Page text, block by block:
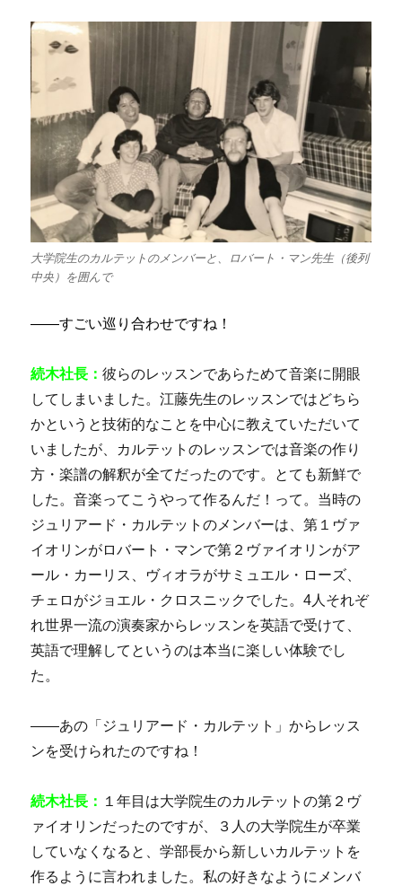
大学院生のカルテットのメンバーと、ロバート・マン先生（後列
中央）を囲んで
――すごい巡り合わせですね！
続木社長：彼らのレッスンであらためて音楽に開眼
してしまいました。江藤先生のレッスンではどちら
かというと技術的なことを中心に教えていただいて
いましたが、カルテットのレッスンでは音楽の作り
方・楽譜の解釈が全てだったのです。とても新鮮で
した。音楽ってこうやって作るんだ！って。当時の
ジュリアード・カルテットのメンバーは、第１ヴァ
イオリンがロバート・マンで第２ヴァイオリンがア
ール・カーリス、ヴィオラがサミュエル・ローズ、
チェロがジョエル・クロスニックでした。4人それぞ
れ世界一流の演奏家からレッスンを英語で受けて、
英語で理解してというのは本当に楽しい体験でし
た。
――あの「ジュリアード・カルテット」からレッス
ンを受けられたのですね！
続木社長： １年目は大学院生のカルテットの第２ヴ
ァイオリンだったのですが、３人の大学院生が卒業
していなくなると、学部長から新しいカルテットを
作るように言われました。私の好きなようにメンバ